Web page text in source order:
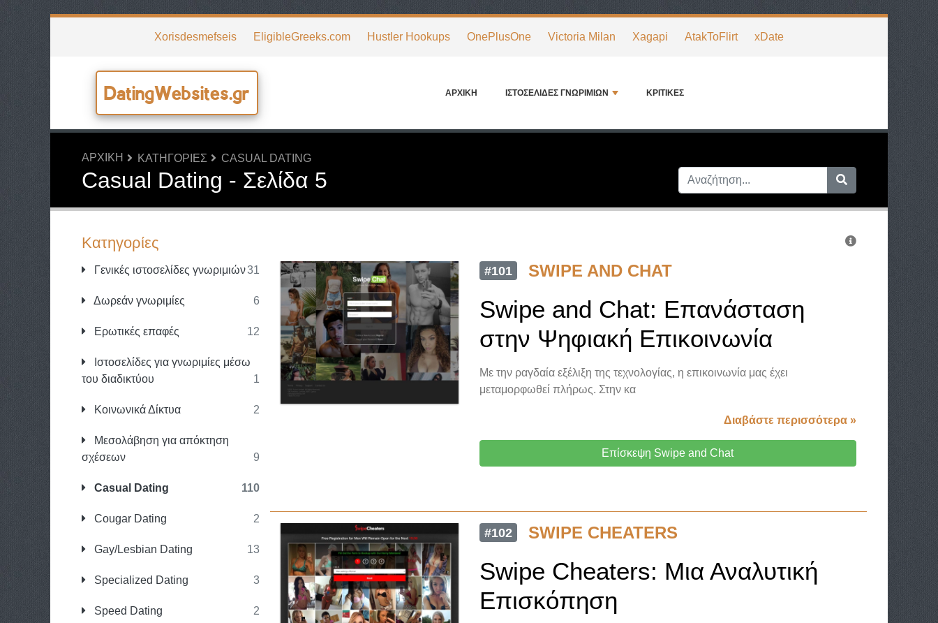
Xorisdesmefseis EligibleGreeks.com Hustler Hookups OnePlusOne Victoria Milan Xagapi AtakToFlirt xDate
DatingWebsites.gr ΑΡΧΙΚΉ ΙΣΤΟΣΕΛΊΔΕΣ ΓΝΩΡΙΜΙΏΝ ΚΡΙΤΙΚΈΣ
ΑΡΧΙΚΉ ΚΑΤΗΓΟΡΊΕΣ CASUAL DATING
Casual Dating - Σελίδα 5
Κατηγορίες
Γενικές ιστοσελίδες γνωριμιών31
Δωρεάν γνωριμίες 6
Ερωτικές επαφές 12
Ιστοσελίδες για γνωριμίες μέσω
του διαδικτύου
1
Κοινωνικά Δίκτυα 2
Μεσολάβηση για απόκτηση
σχέσεων
9
Casual Dating 110
Cougar Dating 2
Gay/Lesbian Dating 13
Specialized Dating 3
Speed Dating 2
#101 SWIPE AND CHAT
Swipe and Chat: Επανάσταση
στην Ψηφιακή Επικοινωνία
Με την ραγδαία εξέλιξη της τεχνολογίας, η επικοινωνία μας έχει
μεταμορφωθεί πλήρως. Στην κα
Διαβάστε περισσότερα »
Επίσκεψη Swipe and Chat
#102 SWIPE CHEATERS
Swipe Cheaters: Μια Αναλυτική
Επισκόπηση